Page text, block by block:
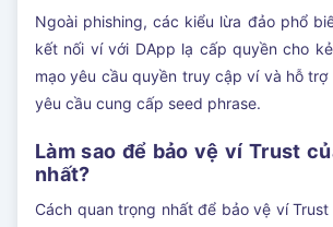
Ngoài phishing, các kiểu lừa đảo phổ
kết nối ví với DApp lạ cấp quyền cho
mạo yêu cầu quyền truy cập ví và hỗ
yêu cầu cung cấp seed phrase.
Làm sao để bảo vệ ví Trust
nhất?
Cách quan trọng nhất để bảo vệ ví